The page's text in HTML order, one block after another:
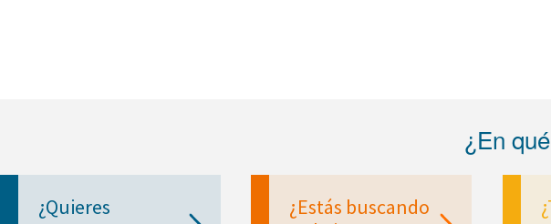
¿En
¿Quieres
¿Estás buscando